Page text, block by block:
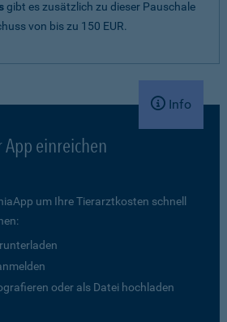
gibt es zusätzlich zu dieser Pauschale
von bis zu 150 EUR.
Info
App einreichen
um Ihre Tierarztkosten schnell
oder als Datei hochladen